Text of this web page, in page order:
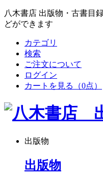
八木書店 出版物・古書目
どができます
カテゴリ
検索
ご注文について
ログイン
カートを見る
（0点）
出版物
出版物